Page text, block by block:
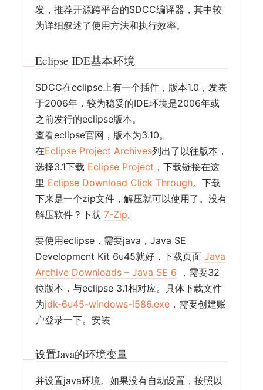
发，推荐开源跨平台的SDCC编译器，其中较
为详细叙述了使用方法和执行效率。
Eclipse IDE基本环境
SDCC在eclipse上有一个插件，版本1.0，发表
于2006年，较为稳妥的IDE环境是2006年或
之前发行的eclipse版本。
查看eclipse官网，版本为3.10。
在Eclipse Project Archives列出了以往版本，
选择3.1下载 Eclipse Project ，下载链接在这
里 Eclipse Download Click Through。下载
下来是一个zip文件，解压就可以使用了。没有
解压软件？下载 7-Zip。
要使用eclipse，需要java，Java SE
Development Kit 6u45就好，下载页面 Java
Archive Downloads – Java SE 6 ，需要32
位版本，与eclipse 3.1相对应。具体下载文件
为jdk-6u45-windows-i586.exe ，需要创建账
户登录一下。安装
设置Java的环境变量
并设置java环境。如果没有自动设置，按照以